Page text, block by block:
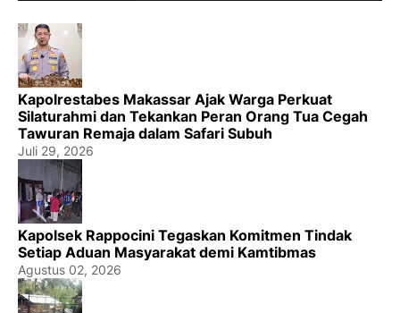
Kapolrestabes Makassar Ajak Warga Perkuat
Silaturahmi dan Tekankan Peran Orang Tua Cegah
Tawuran Remaja dalam Safari Subuh
Juli 29, 2026
Kapolsek Rappocini Tegaskan Komitmen Tindak
Setiap Aduan Masyarakat demi Kamtibmas
Agustus 02, 2026